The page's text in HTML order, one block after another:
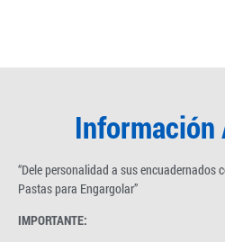
Información
“Dele personalidad a sus encuadernados
Pastas para Engargolar”
IMPORTANTE: